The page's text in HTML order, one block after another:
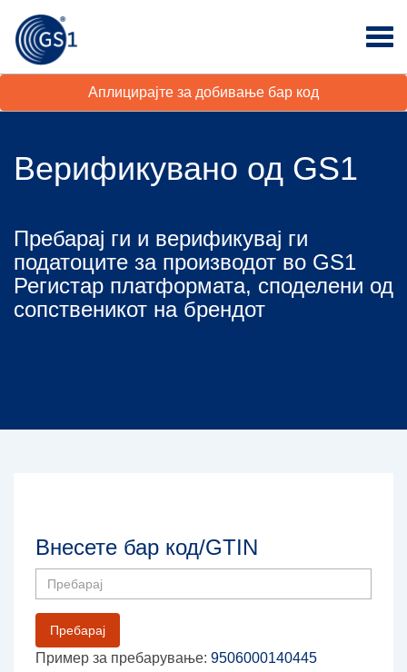
Аплицирајте за добивање бар код
Верификувано од GS1
Пребарај ги и верификувај ги
податоците за производот во GS1
Регистар платформата, споделени од
сопственикот на брендот
Внесете бар код/GTIN
Пребарај
Пример за пребарување: 9506000140445